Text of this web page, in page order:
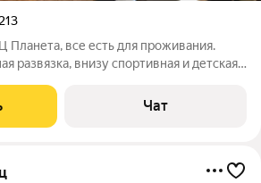
213
Планета, все есть для проживания.
развязка, внизу спортивная и детская
Чат